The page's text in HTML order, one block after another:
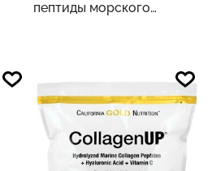
пептиды морского